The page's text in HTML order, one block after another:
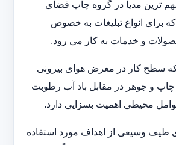
ترین مدیا در گروه چاپ فضای
برای انواع تبلیغات به خصوص
و خدمات به کار می رود.
سطح کار در معرض هوای بیرونی
و جوهر در مقابل باد آب رطوبت
محیطی اهمیت بسزایی دارد.
طیف وسیعی از اهداف مورد استفاده